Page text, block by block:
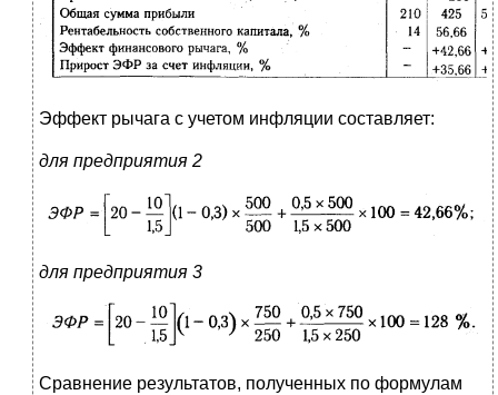
Эффект рычага с учетом инфляции составляет:
для предприятия 2
для предприятия 3
Сравнение результатов, полученных по формулам